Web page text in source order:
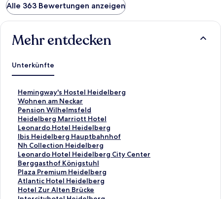
Alle 363 Bewertungen anzeigen
Mehr entdecken
Unterkünfte
Hemingway's Hostel Heidelberg
L
i
n
k
,
d
e
r
d
i
e
f
Wohnen am Neckar
L
i
n
k
,
d
e
r
d
i
e
Pension Wilhelmsfeld
L
i
n
k
,
d
e
r
d
i
Heidelberg Marriott Hotel
L
i
n
k
,
d
e
r
d
Leonardo Hotel Heidelberg
L
i
n
k
,
d
e
r
Ibis Heidelberg Hauptbahnhof
L
i
n
k
,
d
e
Nh Collection Heidelberg
L
i
n
k
,
d
Leonardo Hotel Heidelberg City Center
L
i
n
k
,
Berggasthof Königstuhl
L
i
n
k
Plaza Premium Heidelberg
L
i
n
Atlantic Hotel Heidelberg
L
iHotel Zur Alten Brücke
L